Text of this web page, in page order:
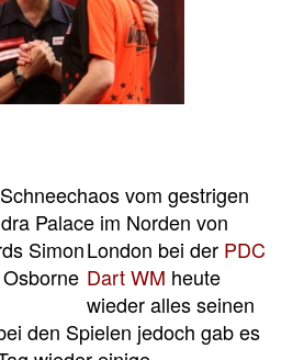
vom gestrigen
Palace im Norden von
London bei der PDC
Dart WM heute
wieder alles seinen
den Spielen jedoch gab es